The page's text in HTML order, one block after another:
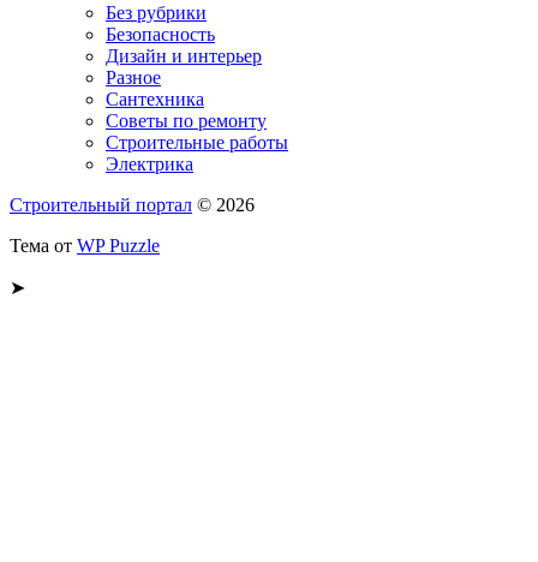
Без рубрики
Безопасность
Дизайн и интерьер
Разное
Сантехника
Советы по ремонту
Строительные работы
Электрика
Строительный портал © 2026
Тема от WP Puzzle
➤